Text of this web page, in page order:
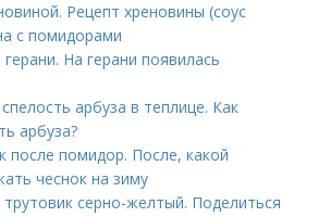
Рецепт хреновины (соус
с помидорами
На герани появилась
арбуза в теплице. Как
арбуза?
после помидор. После, какой
чеснок на зиму
серно-желтый. Поделиться